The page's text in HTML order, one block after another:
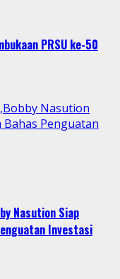
PRSU ke-50
Nasution
Penguatan
Nasution Siap
Investasi